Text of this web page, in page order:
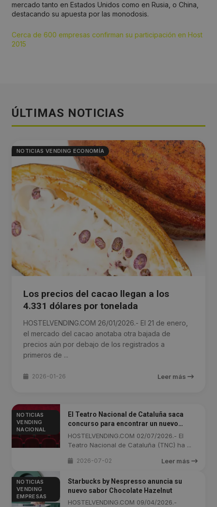
mercado tanto en Estados Unidos como en Rusia, o China,
destacando su apuesta por las monodosis.
Cerca de 600 empresas confirman su participación en Host
2015
ÚLTIMAS NOTICIAS
NOTICIAS VENDING ECONOMÍA
Los precios del cacao llegan a los
4.331 dólares por tonelada
HOSTELVENDING.COM 26/01/2026.- El 21 de enero,
el mercado del cacao anotaba otra bajada de
precios aún por debajo de los registrados a
primeros de ...
2026-01-26 Leer más
NOTICIAS
VENDING
NACIONAL
El Teatro Nacional de Cataluña saca
concurso para encontrar un nuevo
gestor de restauración
HOSTELVENDING.COM 02/07/2026.- El
Teatro Nacional de Cataluña (TNC) ha ...
2026-07-02 Leer más
NOTICIAS
VENDING
EMPRESAS
Starbucks by Nespresso anuncia su
nuevo sabor Chocolate Hazelnut
HOSTELVENDING.COM 09/04/2026.-